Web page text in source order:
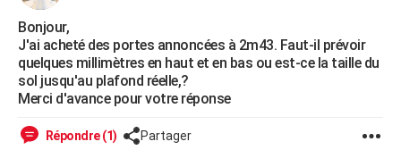
Mobiles
Meilleur smartphone
Internet
Ordinateurs
Jeux vidéo
Guide high-tech
BRICOLAGE
Forum
Aménagement intérieur
Extérieur
Cuisine
Salle de bains
Jardinage
Rangement
WEEK-END
Guides de France
Escapades
Patrimoine
Expositions
Musées
Week-end nature
+LIFESTYLE
Bonjour,
J'ai acheté des portes annoncées à 2m43. Faut-il prévoir
quelques millimètres en haut et en bas ou est-ce la taille du
sol jusqu'au plafond réelle,?
Merci d'avance pour votre réponse
Répondre (1) Partager